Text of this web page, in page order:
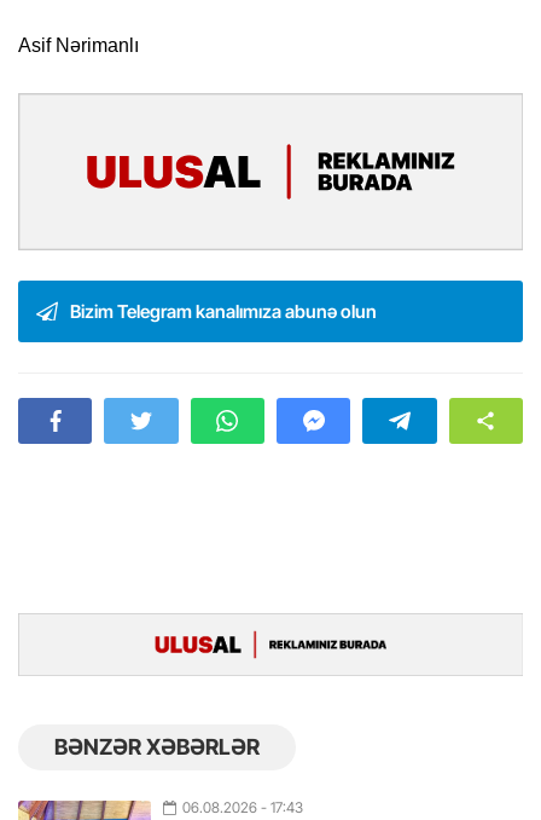
Asif Nərimanlı
Bizim Telegram kanalımıza abunə olun
BƏNZƏR XƏBƏRLƏR
06.08.2026 - 17:43